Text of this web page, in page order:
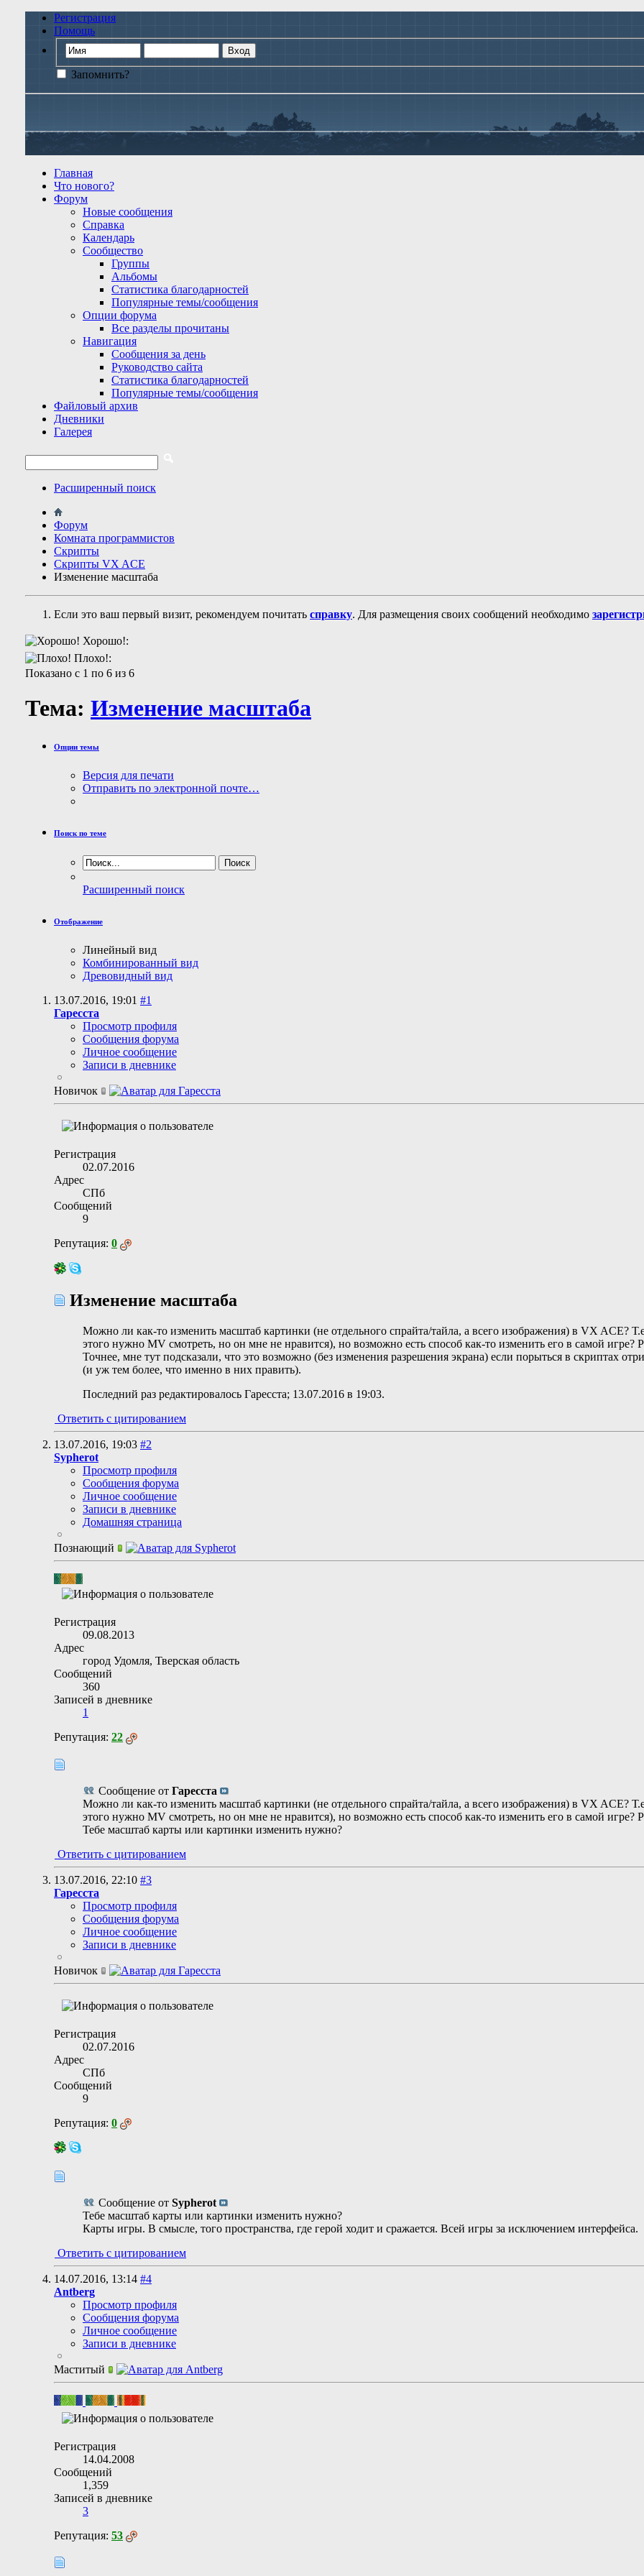
Регистрация
Помощь
Запомнить?
Главная
Что нового?
Форум
Новые сообщения
Справка
Календарь
Сообщество
Группы
Альбомы
Статистика благодарностей
Популярные темы/сообщения
Опции форума
Все разделы прочитаны
Навигация
Сообщения за день
Руководство сайта
Статистика благодарностей
Популярные темы/сообщения
Файловый архив
Дневники
Галерея
Расширенный поиск
Форум
Комната программистов
Скрипты
Скрипты VX ACE
Изменение масштаба
Если это ваш первый визит, рекомендуем почитать справку. Для размещения своих сообщений необходимо
Хорошо!:
Плохо!:
Показано с 1 по 6 из 6
Тема: Изменение масштаба
Опции темы
Версия для печати
Отправить по электронной почте…
Поиск по теме
Расширенный поиск
Отображение
Линейный вид
Комбинированный вид
Древовидный вид
13.07.2016, 19:01 #1
Гаресста
Просмотр профиля
Сообщения форума
Личное сообщение
Записи в дневнике
Новичок
Регистрация
02.07.2016
Адрес
СПб
Сообщений
9
Репутация: 0
Изменение масштаба
Можно ли как-то изменить масштаб картинки (не отдельного спрайта/тайла, а всего изображения) в VX ACE?
этого нужно MV смотреть, но он мне не нравится), но возможно есть способ как-то изменить его в самой игре?
Точнее, мне тут подсказали, что это возможно (без изменения разрешения экрана) если порыться в скриптах
(и уж тем более, что именно в них править).
Последний раз редактировалось Гаресста; 13.07.2016 в 19:03.
Ответить с цитированием
13.07.2016, 19:03 #2
Sypherot
Просмотр профиля
Сообщения форума
Личное сообщение
Записи в дневнике
Домашняя страница
Познающий
Регистрация
09.08.2013
Адрес
город Удомля, Тверская область
Сообщений
360
Записей в дневнике
1
Репутация: 22
Сообщение от Гаресста
Можно ли как-то изменить масштаб картинки (не отдельного спрайта/тайла, а всего изображения) в VX ACE?
этого нужно MV смотреть, но он мне не нравится), но возможно есть способ как-то изменить его в самой игре?
Тебе масштаб карты или картинки изменить нужно?
Ответить с цитированием
13.07.2016, 22:10 #3
Гаресста
Просмотр профиля
Сообщения форума
Личное сообщение
Записи в дневнике
Новичок
Регистрация
02.07.2016
Адрес
СПб
Сообщений
9
Репутация: 0
Сообщение от Sypherot
Тебе масштаб карты или картинки изменить нужно?
Карты игры. В смысле, того пространства, где герой ходит и сражается. Всей игры за исключением интерфейса.
Ответить с цитированием
14.07.2016, 13:14 #4
Antberg
Просмотр профиля
Сообщения форума
Личное сообщение
Записи в дневнике
Маститый
Регистрация
14.04.2008
Сообщений
1,359
Записей в дневнике
3
Репутация: 53